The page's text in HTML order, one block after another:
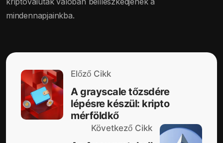
mindennapjainkba.
Előző Cikk
A grayscale tőzsdére
lépésre készül: kripto
mérföldkő
Következő Cikk